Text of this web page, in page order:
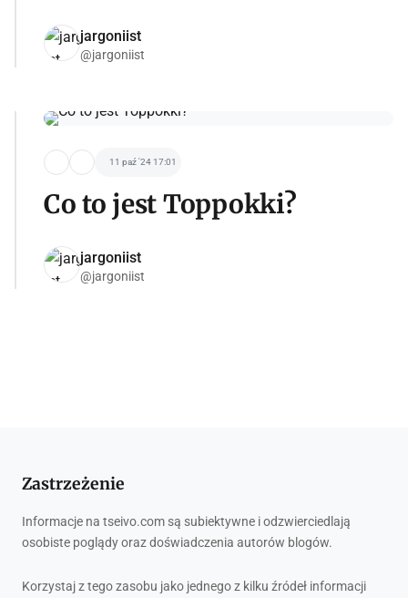
jargoniist
@jargoniist
11 paź '24 17:01
Co to jest Toppokki?
jargoniist
@jargoniist
Zastrzeżenie
Informacje na tseivo.com są subiektywne i odzwierciedlają
osobiste poglądy oraz doświadczenia autorów blogów.
Korzystaj z tego zasobu jako jednego z kilku źródeł informacji